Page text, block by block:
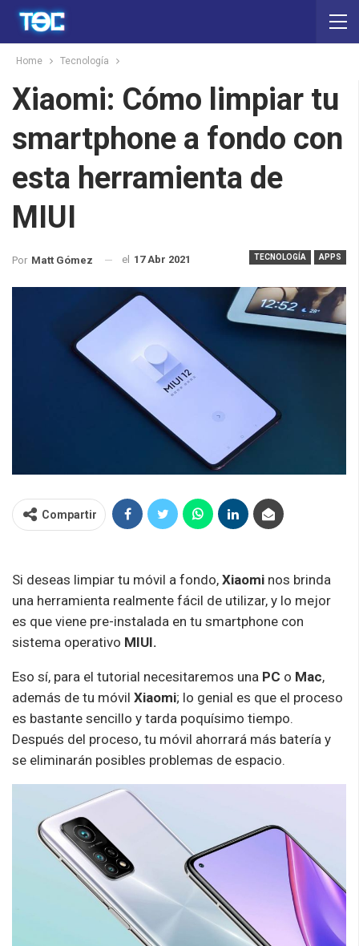
Home Tecnología
Xiaomi: Cómo limpiar tu
smartphone a fondo con
esta herramienta de
MIUI
TECNOLOGÍA APPS
Por Matt Gómez el 17 Abr 2021
Compartir
Si deseas limpiar tu móvil a fondo, Xiaomi nos brinda
una herramienta realmente fácil de utilizar, y lo mejor
es que viene pre-instalada en tu smartphone con
sistema operativo MIUI.
Eso sí, para el tutorial necesitaremos una PC o Mac,
además de tu móvil Xiaomi; lo genial es que el proceso
es bastante sencillo y tarda poquísimo tiempo.
Después del proceso, tu móvil ahorrará más batería y
se eliminarán posibles problemas de espacio.